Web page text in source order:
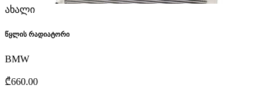
ახალი
წყლის რადიატორი
BMW
₾660.00